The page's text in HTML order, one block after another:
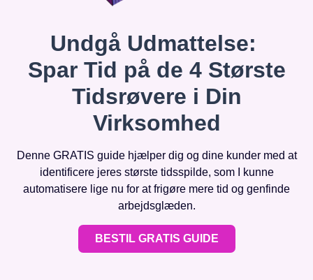
Undgå Udmattelse:
Spar Tid på de 4 Største
Tidsrøvere i Din
Virksomhed
Denne GRATIS guide hjælper dig og dine kunder med at
identificere jeres største tidsspilde, som I kunne
automatisere lige nu for at frigøre mere tid og genfinde
arbejdsglæden.
BESTIL GRATIS GUIDE